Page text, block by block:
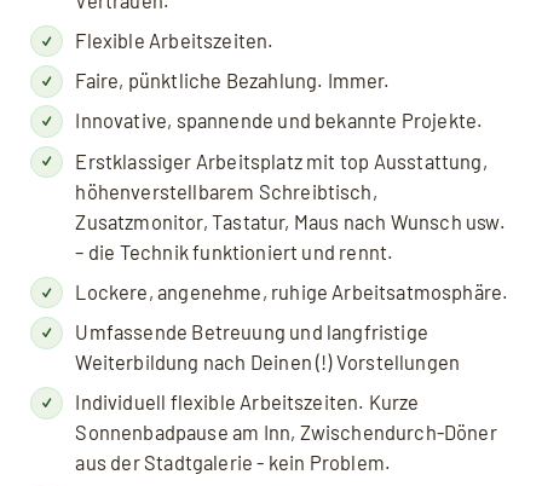
Flexible Arbeitszeiten.
Faire, pünktliche Bezahlung. Immer.
Innovative, spannende und bekannte Projekte.
Erstklassiger Arbeitsplatz mit top Ausstattung,
höhenverstellbarem Schreibtisch,
Zusatzmonitor, Tastatur, Maus nach Wunsch usw.
– die Technik funktioniert und rennt.
Lockere, angenehme, ruhige Arbeitsatmosphäre.
Umfassende Betreuung und langfristige
Weiterbildung nach Deinen (!) Vorstellungen
Individuell flexible Arbeitszeiten. Kurze
Sonnenbadpause am Inn, Zwischendurch-Döner
aus der Stadtgalerie - kein Problem.